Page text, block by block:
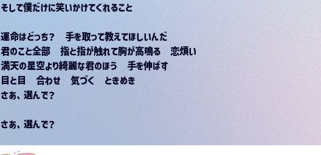
そして僕だけに笑いかけてくれること
運命はどっち？　手を取って教えてほしいんだ
君のこと全部　指と指が触れて胸が高鳴る　恋煩い
満天の星空より綺麗な君のほう　手を伸ばす
目と目　合わせ　気づく　ときめき
さあ、選んで？
さあ、選んで？